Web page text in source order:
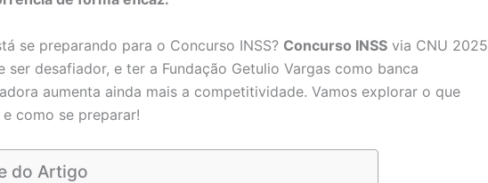
se preparando para o Concurso INSS? Concurso INSS via CNU 2025
ser desafiador, e ter a Fundação Getulio Vargas como banca
aumenta ainda mais a competitividade. Vamos explorar o que
e como se preparar!
do Artigo